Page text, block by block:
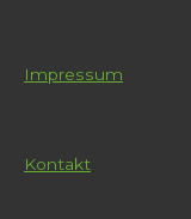
Impressum
Kontakt